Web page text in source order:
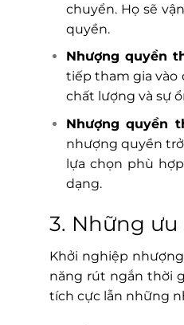
chuyển. Họ sẽ
quyền.
Nhượng quyền
tiếp tham gia vào
chất lượng và sự
Nhượng quyền
nhượng quyền
lựa chọn phù
dạng.
3. Những
Khởi nghiệp
năng rút ngắn thời
tích cực lẫn những